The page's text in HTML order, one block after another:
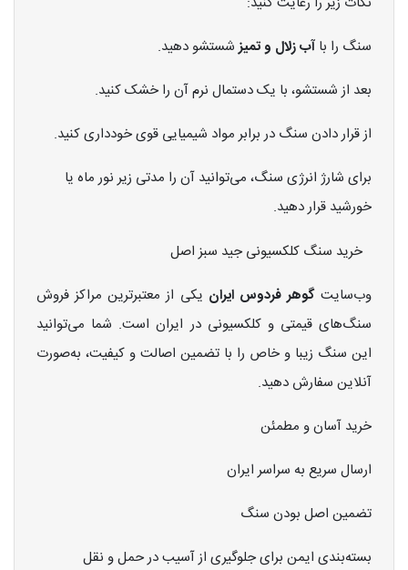
سنگ را با آب زلال و تمیزشستشو دهید.
بعد از شستشو، با یک دستمال نرم آن را خشک کنید.
از قرار دادن سنگ در برابر مواد شیمیایی قوی خودداری کنید.
برای شارژ انرژی سنگ، می‌توانید آن را مدتی زیر نور ماه یا
خورشید قرار دهید.
خرید سنگ کلکسیونی جید سبز اصل
وب‌سایتگوهر فردوس ایران یکی از معتبرترین مراکز فروش
سنگ‌های قیمتی و کلکسیونی در ایران است. شما می‌توانید
این سنگ زیبا و خاص را با تضمین اصالت و کیفیت، به‌صورت
آنلاین سفارش دهید.
خرید آسان و مطمئن
ارسال سریع به سراسر ایران
تضمین اصل بودن سنگ
بسته‌بندی ایمن برای جلوگیری از آسیب در حمل و نقل